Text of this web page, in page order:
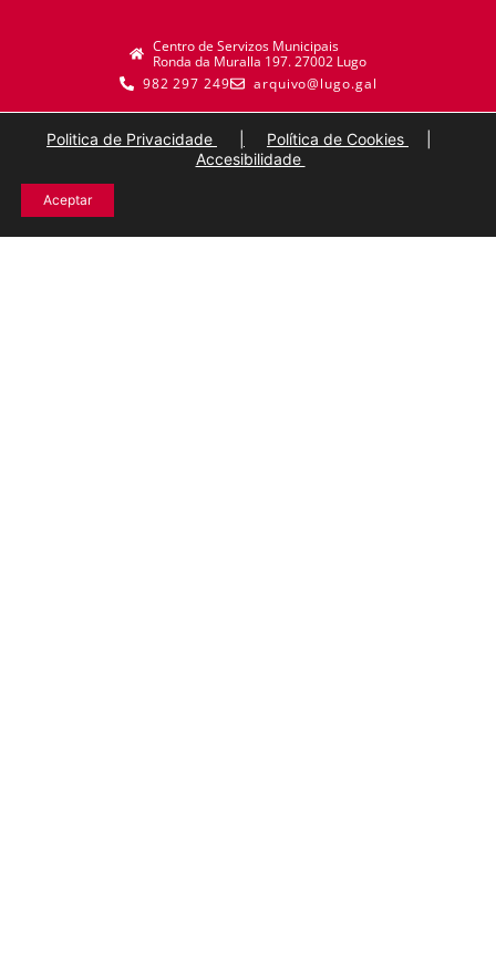
Centro de Servizos Municipais
Ronda da Muralla 197. 27002 Lugo
982 297 249
arquivo@lugo.gal
Politica de Privacidade Política de Cookies
Accesibilidade
Aceptar